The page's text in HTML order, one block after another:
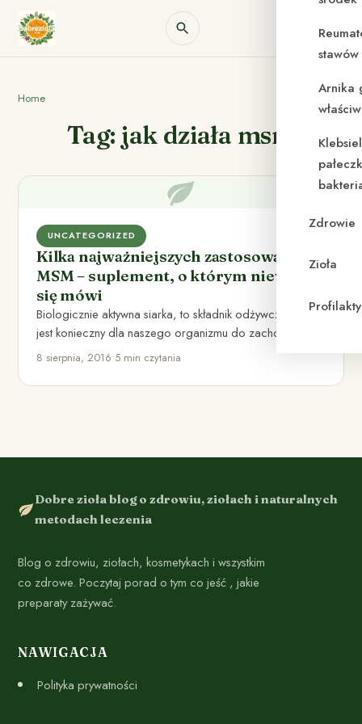
Arnika
Zdrowie
Zioła
Home
Tag: jak działa msm
UNCATEGORIZED
Kilka najważniejszych zastosowań
MSM – suplement, o którym niewiele
się mówi
Biologicznie aktywna siarka, to składnik odżywczy, który
jest konieczny dla naszego organizmu do zachowania
młodości oraz odpowiedniej ilości…
8 sierpnia, 2016•5 min czytania
Dobre zioła blog o zdrowiu, ziołach i naturalnych
metodach leczenia
Blog o zdrowiu, ziołach, kosmetykach i wszystkim
co zdrowe. Poczytaj porad o tym co jeść , jakie
preparaty zażywać.
NAWIGACJA
Polityka prywatności